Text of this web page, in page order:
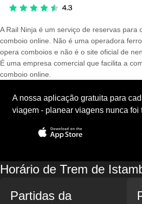
A Rail Ninja é um serviço de reservas para
comboio online. Não é uma operadora
opera comboios e não é o site oficial de
É uma empresa comercial que facilita a
comboio online.
A nossa aplicação gratuita para
viagem - planear viagens nunca foi
Horário de Trem de
Partidas da